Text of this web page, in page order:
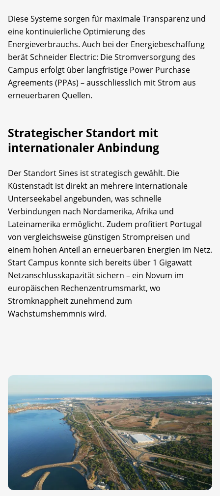
Diese Systeme sorgen für maximale Transparenz und
eine kontinuierliche Optimierung des
Energieverbrauchs. Auch bei der Energiebeschaffung
berät Schneider Electric: Die Stromversorgung des
Campus erfolgt über langfristige Power Purchase
Agreements (PPAs) – ausschliesslich mit Strom aus
erneuerbaren Quellen.
Strategischer Standort mit
internationaler Anbindung
Der Standort Sines ist strategisch gewählt. Die
Küstenstadt ist direkt an mehrere internationale
Unterseekabel angebunden, was schnelle
Verbindungen nach Nordamerika, Afrika und
Lateinamerika ermöglicht. Zudem profitiert Portugal
von vergleichsweise günstigen Strompreisen und
einem hohen Anteil an erneuerbaren Energien im Netz.
Start Campus konnte sich bereits über 1 Gigawatt
Netzanschlusskapazität sichern – ein Novum im
europäischen Rechenzentrumsmarkt, wo
Stromknappheit zunehmend zum
Wachstumshemmnis wird.